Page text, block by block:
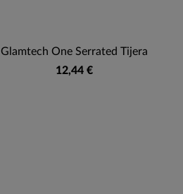
Glamtech One Serrated Tijera
12,44 €